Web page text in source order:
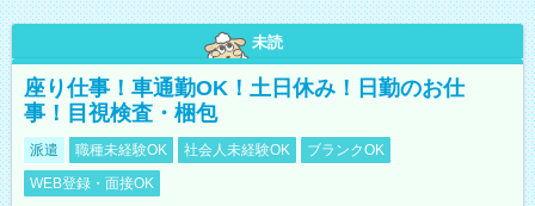
未読
座り仕事！車通勤OK！土日休み！日勤のお仕
事！目視検査・梱包
派遣 職種未経験OK 社会人未経験OK
ブランクOK
WEB登録・面接OK